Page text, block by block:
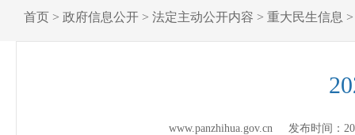
首页 > 政府信息公开 > 法定主动公开内容 > 重大民生信息
www.panzhihua.gov.cn 发布时间：